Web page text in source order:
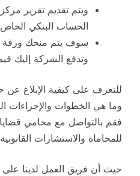
ويتم تقديم تقرير
الحساب البنكي
سوف يتم منحك ورقة
وتدفع الشركة إليك
للتعرف على كيفية الإبلاغ عن
وما هي الخطوات والإجراءات
فقم بالتواصل مع محامي
للمحاماة والاستشارات
حيث أن فريق العمل لدينا على